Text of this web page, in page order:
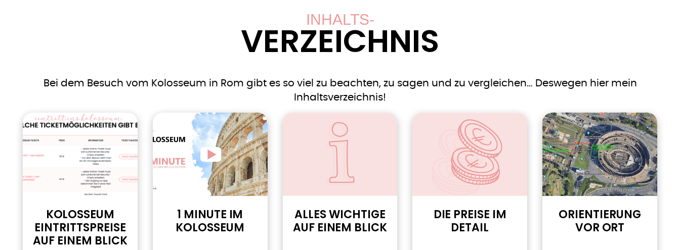
INHALTS-
VERZEICHNIS
Bei dem Besuch vom Kolosseum in Rom gibt es so viel zu beachten, zu sagen und zu vergleichen… Deswegen hier mein
Inhaltsverzeichnis!
KOLOSSEUM
EINTRITTSPREISE
AUF EINEM BLICK
1 MINUTE IM
KOLOSSEUM
ALLES WICHTIGE
AUF EINEM BLICK
DIE PREISE IM
DETAIL
ORIENTIERUNG
VOR ORT